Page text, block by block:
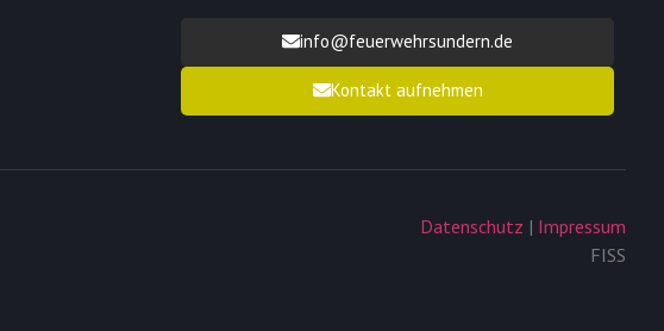
info@feuerwehrsundern.de
Kontakt aufnehmen
Datenschutz | Impressum
FISS